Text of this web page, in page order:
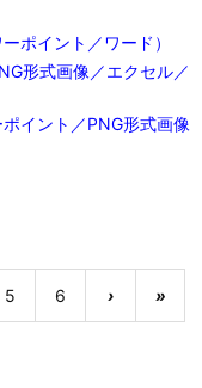
ポイント／ワード）
形式画像／エクセル／
イント／PNG形式画像
5 6 › »